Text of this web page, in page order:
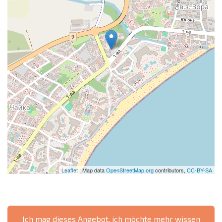
Leaflet| Map dataOpenStreetMap.orgcontributors, CC-BY-SA
Ich mag dieses Angebot, ich möchte mehr wissen